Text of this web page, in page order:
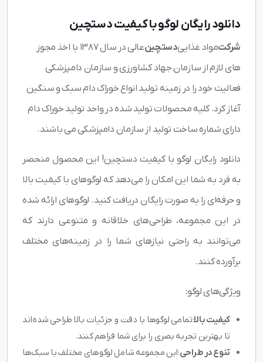
دانلود رایگان لوگو با کیفیت دستچین
شرکتمواد غذاییدستچین
عالی در سال 1387 با اخذ مجوز
های لازم از سازمان جهاد کشاورزی و سازمان دامپزشکی
فعالیت خود را در زمینه تولید انواع خوراک دام سبک و سنگین
آغاز کرد. کلیه محصولات تولید شده در واحد تولید خوراک دام
دارای شماره ساخت تولید از سازمان دامپزشکی می باشند.
دانلود رایگان لوگو با کیفیت دستچین! این محصول منحصر
به فرد به شما این امکان را می‌دهد که لوگوهای با کیفیت بالا
و حرفه‌ای را به صورت رایگان دریافت کنید. لوگوهای ارائه شده
در این مجموعه، طراحی‌های خلاقانه و متنوعی دارند که
می‌توانند به راحتی نیازهای شما را در زمینه‌های مختلف
برآورده کنند.
ویژگی‌های لوگو:
کیفیت بالا: تمامی لوگوها با دقت و جزئیات بالا طراحی شده‌اند
تا بهترین تجربه بصری را برای شما فراهم کنند.
تنوع در طراحی: این مجموعه شامل لوگوهای مختلف با سبک‌ها